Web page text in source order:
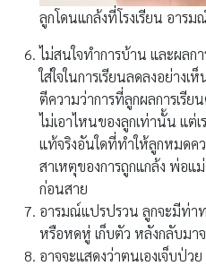
ลูกโดนแกล้งที่โรงเรียน อาร
ไม่สนใจทำการบ้าน และผลก
ใส่ใจในการเรียนลดลงอย่า
ตีความว่าการที่ลูกผลการเรีย
ไม่เอาไหนของลูกเท่านั้น แต่
แท้จริงอันใดที่ทำให้ลูกหมดค
สาเหตุของการถูกแกล้ง พ่อแ
ก่อนสาย
อารมณ์แปรปรวน ลูกจะมีท่าท
หรือหดหู่ เก็บตัว หลังกลับมาจ
อาจจะแสดงว่าตนเองเจ็บป่